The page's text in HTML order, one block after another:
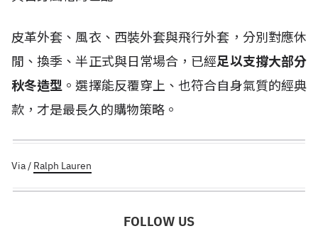
皮革外套、風衣、西裝外套與飛行外套，分別對應休
閒、換季、半正式與日常場合，已經足以支撐大部分
秋冬造型 。選擇能反覆穿上、也符合自身氣質的經典
款，才是最長久的購物策略。
Via / Ralph Lauren
FOLLOW US